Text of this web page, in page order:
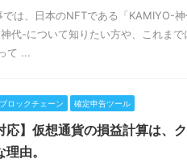
では、日本のNFTである「KAMIYO-
代-について知りたい方や、これま
て ...
ロックチェーン 確定申告ツール
応】仮想通貨の損益計算は、
由。